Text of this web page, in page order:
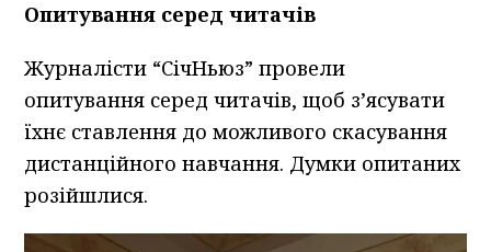
Опитування серед читачів
Журналісти “СічНьюз” провели
опитування серед читачів, щоб з’ясувати
їхнє ставлення до можливого скасування
дистанційного навчання. Думки опитаних
розійшлися.